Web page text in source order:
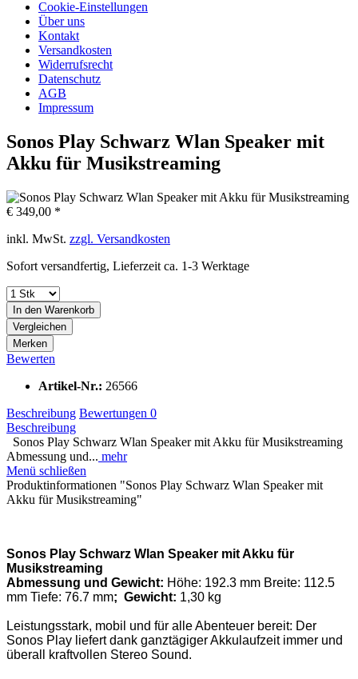
Cookie-Einstellungen
Über uns
Kontakt
Versandkosten
Widerrufsrecht
Datenschutz
AGB
Impressum
Sonos Play Schwarz Wlan Speaker mit
Akku für Musikstreaming
€ 349,00 *
inkl. MwSt. zzgl. Versandkosten
Sofort versandfertig, Lieferzeit ca. 1-3 Werktage
In den Warenkorb
Vergleichen
Merken
Bewerten
Artikel-Nr.: 26566
Beschreibung Bewertungen 0
Beschreibung
Sonos Play Schwarz Wlan Speaker mit Akku für Musikstreaming
Abmessung und... mehr
Menü schließen
Produktinformationen "Sonos Play Schwarz Wlan Speaker mit
Akku für Musikstreaming"
Sonos Play Schwarz Wlan Speaker mit Akku für
Musikstreaming
Abmessung und Gewicht: Höhe: 192.3 mm Breite: 112.5
mm Tiefe: 76.7 mm; Gewicht: 1,30 kg
Leistungsstark, mobil und für alle Abenteuer bereit: Der
Sonos Play liefert dank ganztägiger Akkulaufzeit immer und
überall kraftvollen Stereo Sound.